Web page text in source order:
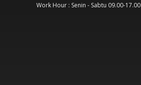
Work Hour : Senin - Sabtu 09.00-17.00